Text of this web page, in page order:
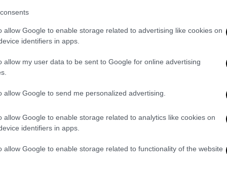
allow Google to enable storage related to advertising like cookies on
identifiers in apps.
allow my user data to be sent to Google for online advertising
allow Google to send me personalized advertising.
allow Google to enable storage related to analytics like cookies on
identifiers in apps.
allow Google to enable storage related to functionality of the website
είμαστε περήφανοι που υποδεχόμαστε
όλο τον κόσμο κάθε χρόνο», δήλωσε ο
μας δεν μπορεί να θυσιάζεται στον
ημέρες και, σύμφωνα με τοπικά μέσα
θετικό τρόπο από τους κατοίκους,
κώδικα.
θέλει. Όταν όμως περπατάς στο χωριό
εκκλησίες ή στην κεντρική πλατεία,